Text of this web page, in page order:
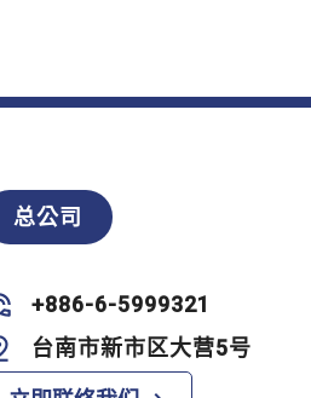
总公司
+886-6-5999321
台南市新市区大营5号